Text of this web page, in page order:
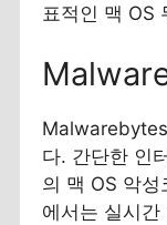
표적인 맥 OS
다. 간단한 인
의 맥 OS 악
에서는 실시